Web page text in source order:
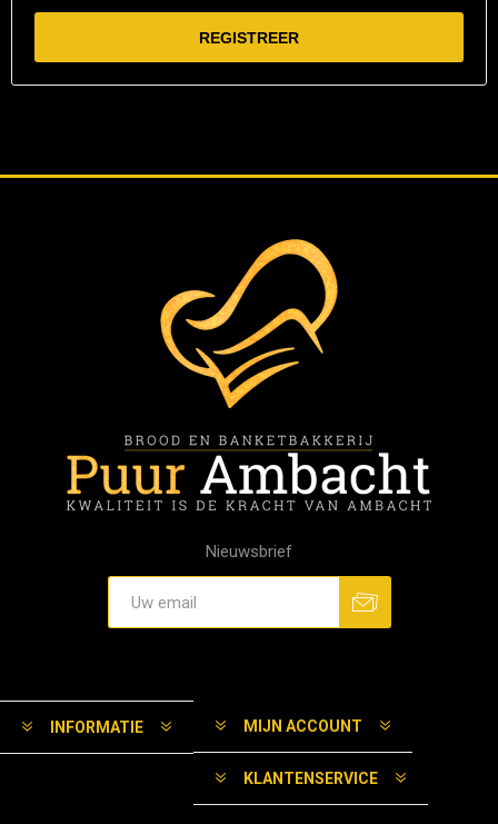
Nieuwsbrief
INFORMATIE MIJN ACCOUNT
KLANTENSERVICE